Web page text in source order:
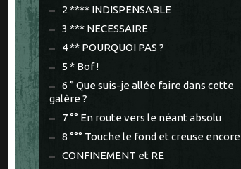
2 **** INDISPENSABLE
3 *** NECESSAIRE
4 ** POURQUOI PAS ?
5 * Bof !
6 ° Que suis-je allée faire dans cette
galère ?
7 °° En route vers le néant absolu
8 °°° Touche le fond et creuse encore
CONFINEMENT et RE